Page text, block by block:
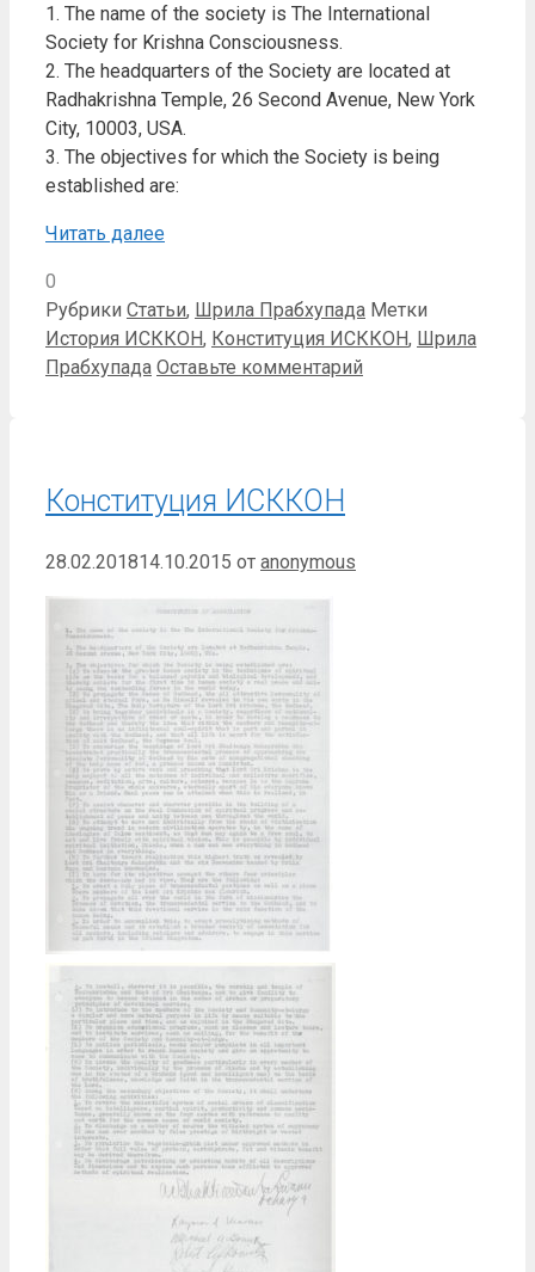
1. The name of the society is The International
Society for Krishna Consciousness.
2. The headquarters of the Society are located at
Radhakrishna Temple, 26 Second Avenue, New York
City, 10003, USA.
3. The objectives for which the Society is being
established are:
Читать далее
0
Рубрики Статьи, Шрила Прабхупада Метки
История ИСККОН, Конституция ИСККОН, Шрила
Прабхупада Оставьте комментарий
Конституция ИСККОН
28.02.201814.10.2015 от anonymous